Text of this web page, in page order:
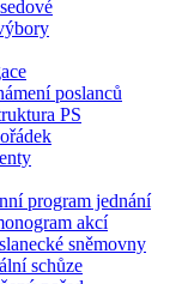
poslanců
PS
program jednání
akcí
sněmovny
schůze